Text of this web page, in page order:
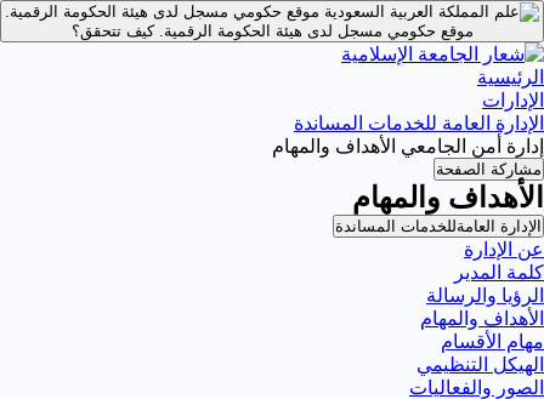
موقع حكومي مسجل لدى هيئة الحكومة الرقمية.
موقع حكومي مسجل لدى هيئة الحكومة الرقمية.كيف تتحقق؟
الرئيسية
الإدارات
الإدارة العامة للخدمات المساندة
إدارة أمن الجامعي الأهداف والمهام
مشاركة الصفحة
الأهداف والمهام
الإدارة العامةللخدمات المساندة
عن الإدارة
كلمة المدير
الرؤيا والرسالة
الأهداف والمهام
مهام الأقسام
الهيكل التنظيمي
الصور والفعاليات